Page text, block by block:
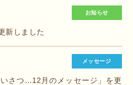
お知らせ
新しました
メッセージ
いさつ…12月のメッセージ」を更